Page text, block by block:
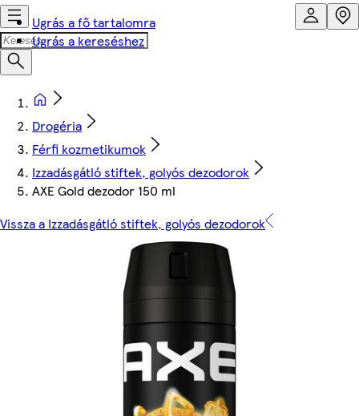
Ugrás a fő tartalomra
Ugrás a kereséshez
Drogéria
Férfi kozmetikumok
Izzadásgátló stiftek, golyós dezodorok
AXE Gold dezodor 150 ml
Vissza a Izzadásgátló stiftek, golyós dezodorok